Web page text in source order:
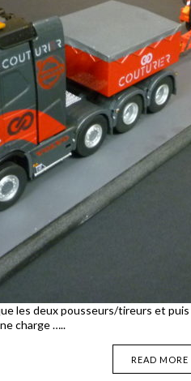
les deux pousseurs/tireurs et
charge …..
READ MORE